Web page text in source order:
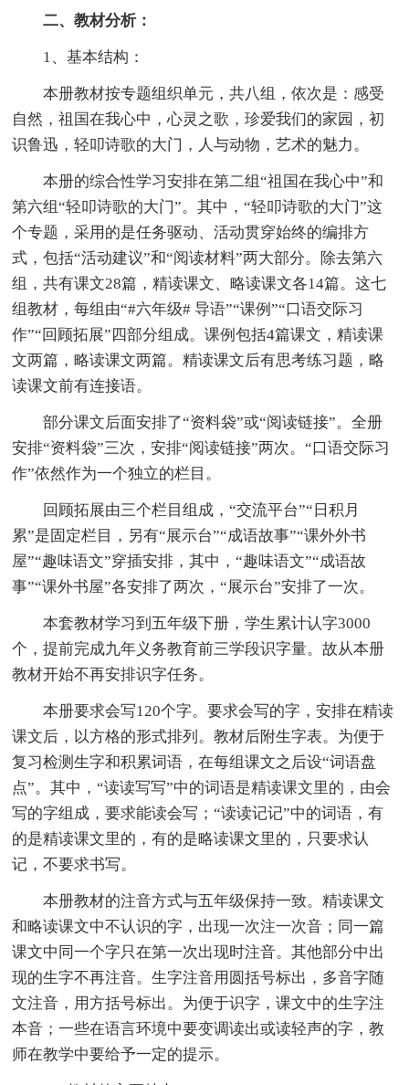
二、教材分析：
1、基本结构：
本册教材按专题组织单元，共八组，依次是：感受
自然，祖国在我心中，心灵之歌，珍爱我们的家园，初
识鲁迅，轻叩诗歌的大门，人与动物，艺术的魅力。
本册的综合性学习安排在第二组“祖国在我心中”和
第六组“轻叩诗歌的大门”。其中，“轻叩诗歌的大门”这
个专题，采用的是任务驱动、活动贯穿始终的编排方
式，包括“活动建议”和“阅读材料”两大部分。除去第六
组，共有课文28篇，精读课文、略读课文各14篇。这七
组教材，每组由“#六年级# 导语”“课例”“口语交际习
作”“回顾拓展”四部分组成。课例包括4篇课文，精读课
文两篇，略读课文两篇。精读课文后有思考练习题，略
读课文前有连接语。
部分课文后面安排了“资料袋”或“阅读链接”。全册
安排“资料袋”三次，安排“阅读链接”两次。“口语交际习
作”依然作为一个独立的栏目。
回顾拓展由三个栏目组成，“交流平台”“日积月
累”是固定栏目，另有“展示台”“成语故事”“课外外书
屋”“趣味语文”穿插安排，其中，“趣味语文”“成语故
事”“课外书屋”各安排了两次，“展示台”安排了一次。
本套教材学习到五年级下册，学生累计认字3000
个，提前完成九年义务教育前三学段识字量。故从本册
教材开始不再安排识字任务。
本册要求会写120个字。要求会写的字，安排在精读
课文后，以方格的形式排列。教材后附生字表。为便于
复习检测生字和积累词语，在每组课文之后设“词语盘
点”。其中，“读读写写”中的词语是精读课文里的，由会
写的字组成，要求能读会写；“读读记记”中的词语，有
的是精读课文里的，有的是略读课文里的，只要求认
记，不要求书写。
本册教材的注音方式与五年级保持一致。精读课文
和略读课文中不认识的字，出现一次注一次音；同一篇
课文中同一个字只在第一次出现时注音。其他部分中出
现的生字不再注音。生字注音用圆括号标出，多音字随
文注音，用方括号标出。为便于识字，课文中的生字注
本音；一些在语言环境中要变调读出或读轻声的字，教
师在教学中要给予一定的提示。